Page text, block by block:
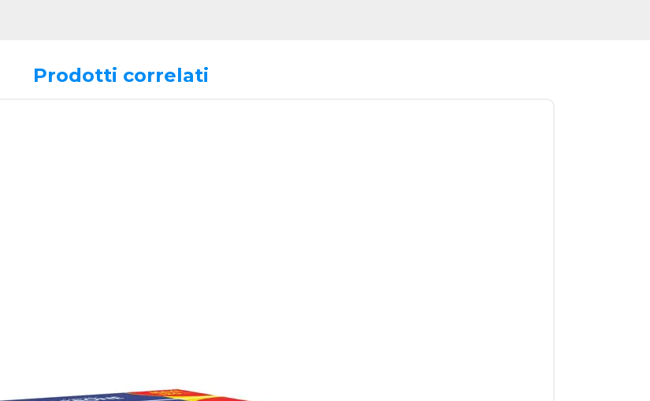
Prodotti correlati